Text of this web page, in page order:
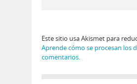
Este sitio usa Akismet para
Aprende cómo se procesan los
comentarios.